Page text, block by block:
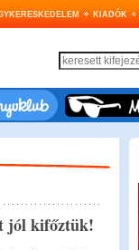
KIADÓK
jól kifőztük!